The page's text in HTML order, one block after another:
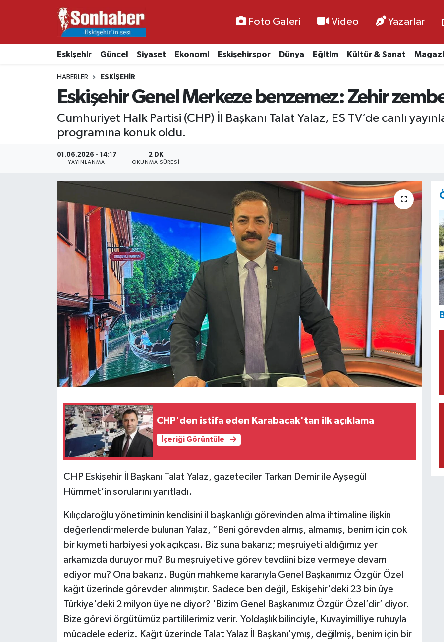
Foto Galeri Video Yazarlar
Eskişehir Güncel Siyaset Ekonomi Eskişehirspor Dünya Eğitim Kültür & Sanat
HABERLER ESKIŞEHIR
Eskişehir Genel Merkeze benzemez: Zehir
Cumhuriyet Halk Partisi (CHP) İl Başkanı Talat Yalaz, ES TV’de canlı
programına konuk oldu.
01.06.2026 - 14:17
YAYINLANMA
2 DK
OKUNMA SÜRESI
CHP'den istifa eden Karabacak'tan ilk açıklama
İçeriği Görüntüle
CHP Eskişehir İl Başkanı Talat Yalaz, gazeteciler Tarkan Demir ile Ayşegül
Hümmet’in sorularını yanıtladı.
Kılıçdaroğlu yönetiminin kendisini il başkanlığı görevinden alma ihtimaline ilişkin
değerlendirmelerde bulunan Yalaz, “Beni görevden almış, almamış, benim için çok
bir kıymeti harbiyesi yok açıkçası. Biz şuna bakarız; meşruiyeti aldığımız yer
arkamızda duruyor mu? Bu meşruiyeti ve görev tevdiini bize vermeye devam
ediyor mu? Ona bakarız. Bugün mahkeme kararıyla Genel Başkanımız Özgür Özel
kağıt üzerinde görevden alınmıştır. Sadece ben değil, Eskişehir'deki 23 bin üye
Türkiye'deki 2 milyon üye ne diyor? ‘Bizim Genel Başkanımız Özgür Özel’dir’ diyor.
Bize görevi örgütümüz partililerimiz verir. Yoldaşlık bilinciyle, Kuvayimilliye ruhuyla
mücadele ederiz. Kağıt üzerinde Talat Yalaz İl Başkanı'ymış, değilmiş, benim için bir
Ekonomi
Kültür & Sanat
Siyaset
Nöbetçi Eczaneler
Namaz Vakitleri
Trafik Durumu
Süper Lig Puan Durumu ve Fikstür
Tüm Manşetler
Son Dakika Haberleri
Haber Arşivi